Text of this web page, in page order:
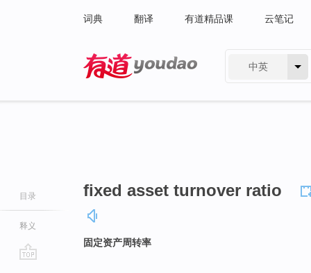
词典 翻译 有道精品课 云笔记
中英
目录
释义
fixed asset turnover ratio
固定资产周转率